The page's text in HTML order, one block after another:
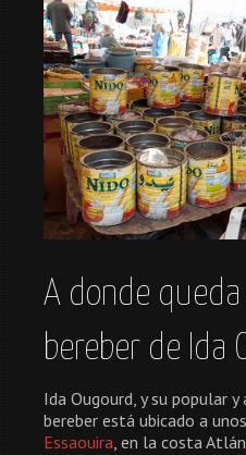
A donde
bereber de Ida
Ida Ougourd, y su popular
bereber está ubicado a
Essaouira, en la costa